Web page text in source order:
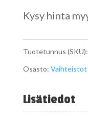
Kysy hinta
Tuotetunnus (SKU):
Osasto: Vaihteistot
Lisätiedot